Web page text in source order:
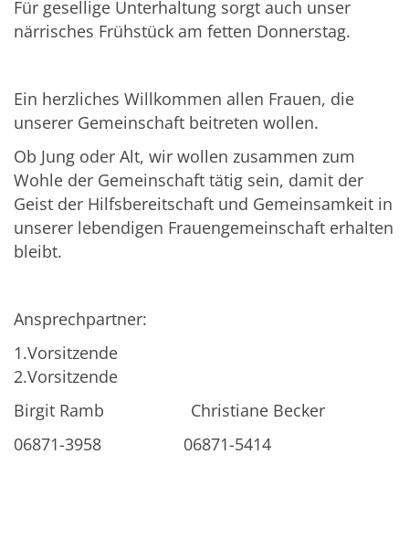
Für gesellige Unterhaltung sorgt auch unser
närrisches Frühstück am fetten Donnerstag.
Ein herzliches Willkommen allen Frauen, die
unserer Gemeinschaft beitreten wollen.
Ob Jung oder Alt, wir wollen zusammen zum
Wohle der Gemeinschaft tätig sein, damit der
Geist der Hilfsbereitschaft und Gemeinsamkeit in
unserer lebendigen Frauengemeinschaft erhalten
bleibt.
Ansprechpartner:
1.Vorsitzende
2.Vorsitzende
Birgit Ramb Christiane Becker
06871-3958 06871-5414